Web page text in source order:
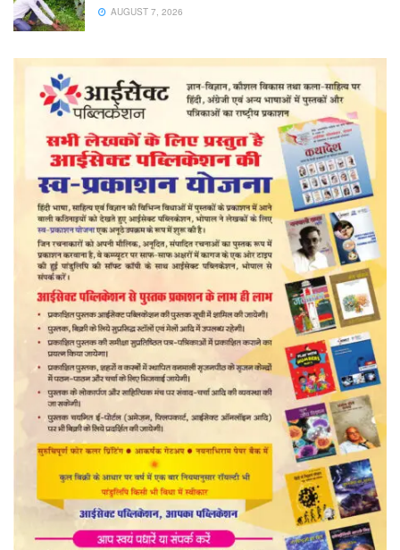
AUGUST 7, 2026